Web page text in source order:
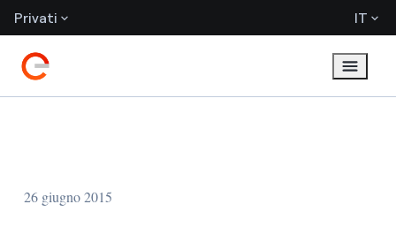
Privati IT
26 giugno 2015